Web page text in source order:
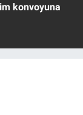
konvoyuna